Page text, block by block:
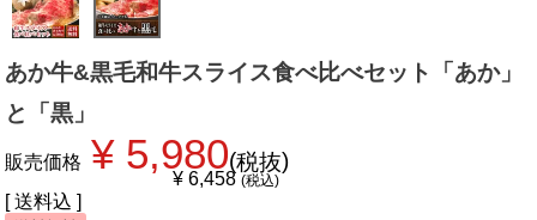
あか牛&黒毛和牛スライス食べ比べセット「あか」
と「黒」
販売価格 ¥ 5,980 税抜
¥ 6,458 税込
送料込